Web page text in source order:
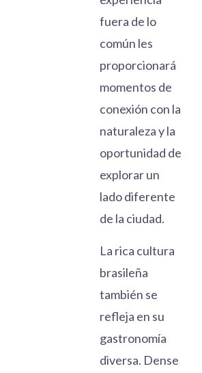
fuera de lo
común les
proporcionará
momentos de
conexión con la
naturaleza y la
oportunidad de
explorar un
lado diferente
de la ciudad.
La rica cultura
brasileña
también se
refleja en su
gastronomía
diversa. Dense